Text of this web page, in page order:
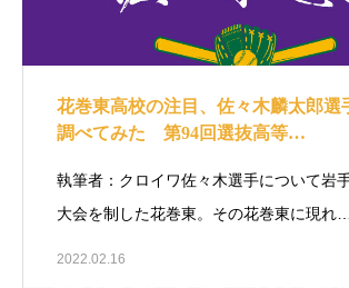
花巻東高校の注目、佐々木麟太郎選
調べてみた 第94回選抜高等…
執筆者：クロイワ佐々木選手について岩
大会を制した花巻東。その花巻東に現れ…
2022.02.16